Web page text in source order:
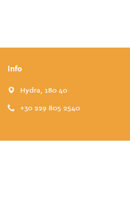
Info
Hydra, 180 40
+30 229 805 2540